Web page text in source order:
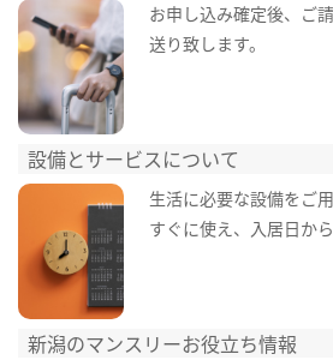
お申し込み確定後、ご
送り致します。
設備とサービスについて
生活に必要な設備をご
すぐに使え、入居日か
新潟のマンスリーお役立ち情報